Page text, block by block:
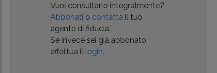
Vuoi consultarlo integralmente?
Abbonati o contatta il tuo
agente di fiducia.
Se invece sei già abbonato,
effettua il login.